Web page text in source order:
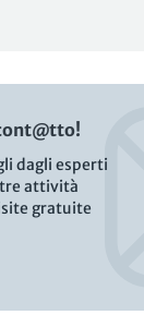
dagli esperti
attività
gratuite